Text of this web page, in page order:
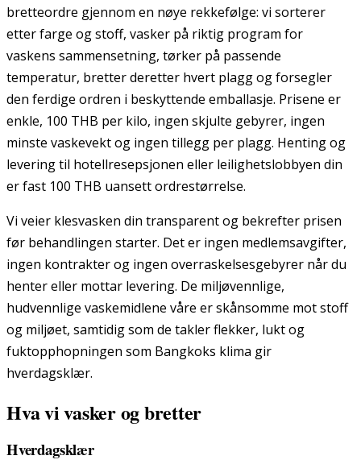
bretteordre gjennom en nøye rekkefølge: vi sorterer
etter farge og stoff, vasker på riktig program for
vaskens sammensetning, tørker på passende
temperatur, bretter deretter hvert plagg og forsegler
den ferdige ordren i beskyttende emballasje. Prisene er
enkle, 100 THB per kilo, ingen skjulte gebyrer, ingen
minste vaskevekt og ingen tillegg per plagg. Henting og
levering til hotellresepsjonen eller leilighetslobbyen din
er fast 100 THB uansett ordrestørrelse.
Vi veier klesvasken din transparent og bekrefter prisen
før behandlingen starter. Det er ingen medlemsavgifter,
ingen kontrakter og ingen overraskelsesgebyrer når du
henter eller mottar levering. De miljøvennlige,
hudvennlige vaskemidlene våre er skånsomme mot stoff
og miljøet, samtidig som de takler flekker, lukt og
fuktopphopningen som Bangkoks klima gir
hverdagsklær.
Hva vi vasker og bretter
Hverdagsklær